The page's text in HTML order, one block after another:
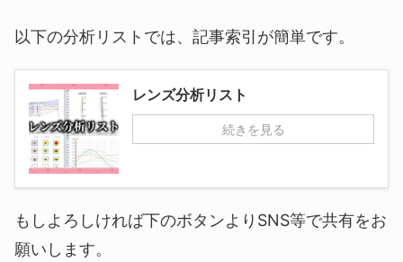
以下の分析リストでは、記事索引が簡単です。
レンズ分析リスト
続きを見る
もしよろしければ下のボタンよりSNS等で共有をお
願いします。